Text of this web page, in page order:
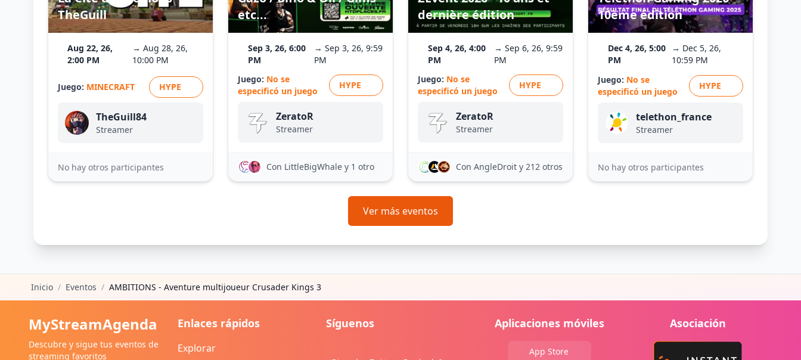
TheGuill
Aug 22, 26,
2:00 PM
→ Aug 28, 26,
10:00 PM
Juego: MINECRAFT HYPE
TheGuill84
Streamer
No hay otros participantes
etc...
Sep 3, 26, 6:00
PM
→ Sep 3, 26, 9:59
PM
Juego: No se
especificó un juego
HYPE
ZeratoR
Streamer
Con LittleBigWhale y 1 otro
dernière édition
Sep 4, 26, 4:00
PM
→ Sep 6, 26, 9:59
PM
Juego: No se
especificó un juego
HYPE
ZeratoR
Streamer
Con AngleDroit y 212 otros
10ème édition
Dec 4, 26, 5:00
PM
→ Dec 5, 26,
10:59 PM
Juego: No se
especificó un juego
HYPE
telethon_france
Streamer
No hay otros participantes
Ver más eventos
Inicio / Eventos / AMBITIONS - Aventure multijoueur Crusader Kings 3
MyStreamAgenda
Descubre y sigue tus eventos de
streaming favoritos
Enlaces rápidos
Explorar
Síguenos Aplicaciones móviles
App Store
Asociación